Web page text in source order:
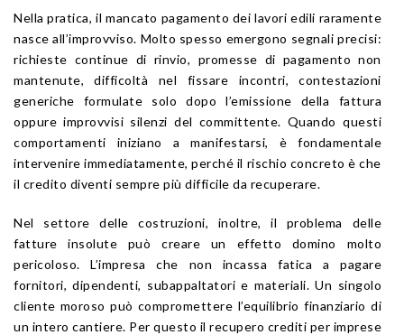
Nella pratica, il mancato pagamento dei lavori edili raramente
nasce all’improvviso. Molto spesso emergono segnali precisi:
richieste continue di rinvio, promesse di pagamento non
mantenute, difficoltà nel fissare incontri, contestazioni
generiche formulate solo dopo l’emissione della fattura
oppure improvvisi silenzi del committente. Quando questi
comportamenti iniziano a manifestarsi, è fondamentale
intervenire immediatamente, perché il rischio concreto è che
il credito diventi sempre più difficile da recuperare.
Nel settore delle costruzioni, inoltre, il problema delle
fatture insolute può creare un effetto domino molto
pericoloso. L’impresa che non incassa fatica a pagare
fornitori, dipendenti, subappaltatori e materiali. Un singolo
cliente moroso può compromettere l’equilibrio finanziario di
un intero cantiere. Per questo il recupero crediti per imprese